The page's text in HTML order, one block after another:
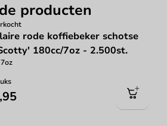
producten
rode koffiebeker schotse
180cc/7oz - 2.500st.